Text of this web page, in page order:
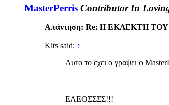
MasterPerris Contributor In
Απάντηση: Re: Η ΕΚΛΕΚΤΗ ΤΟΥ
Kits said: ↑
Αυτο το εχει ο γραψει ο
ΕΛΕΟΣΣΣΣ!!!